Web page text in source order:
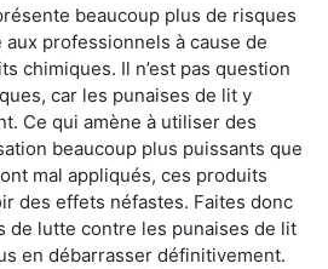
beaucoup plus de risques
professionnels à cause de
chimiques. Il n’est pas question
car les punaises de lit y
Ce qui amène à utiliser des
beaucoup plus puissants que
mal appliqués, ces produits
des effets néfastes. Faites donc
de lutte contre les punaises de lit
en débarrasser définitivement.